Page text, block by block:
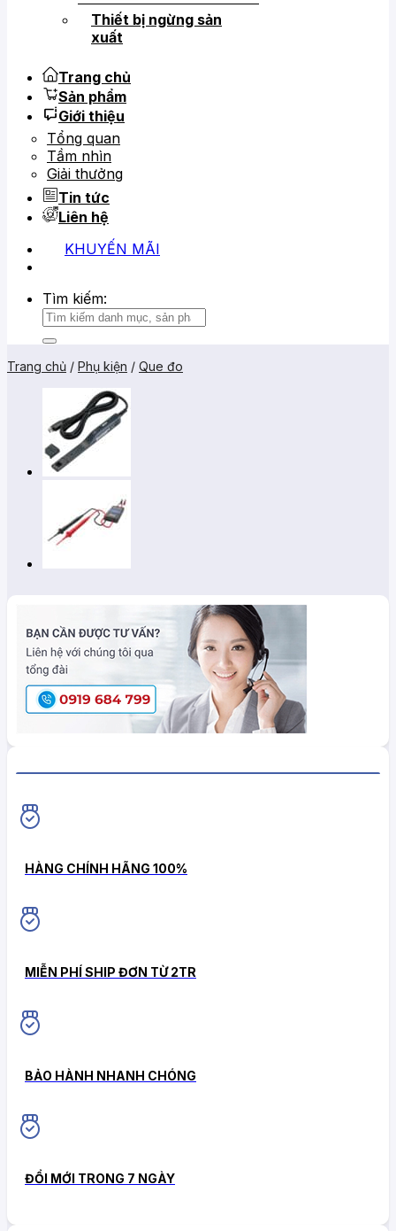
Thiết bị ngừng sản
xuất
Trang chủ
Sản phẩm
Giới thiệu
Tổng quan
Tầm nhìn
Giải thưởng
Tin tức
Liên hệ
KHUYẾN MÃI
Tìm kiếm:
Trang chủ / Phụ kiện / Que đo
HÀNG CHÍNH HÃNG 100%
MIỄN PHÍ SHIP ĐƠN TỪ 2TR
BẢO HÀNH NHANH CHÓNG
ĐỔI MỚI TRONG 7 NGÀY